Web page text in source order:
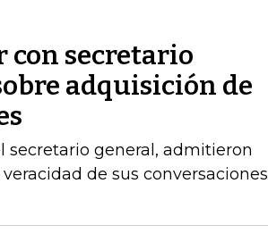
con secretario
adquisición de
secretario general, admitieron
de sus conversaciones